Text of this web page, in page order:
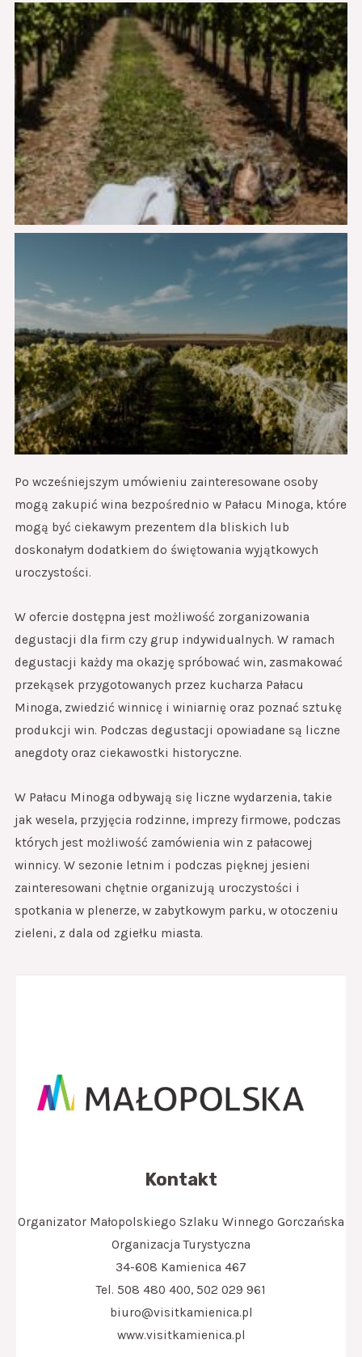
Po wcześniejszym umówieniu zainteresowane osoby
mogą zakupić wina bezpośrednio w Pałacu Minoga, które
mogą być ciekawym prezentem dla bliskich lub
doskonałym dodatkiem do świętowania wyjątkowych
uroczystości.
W ofercie dostępna jest możliwość zorganizowania
degustacji dla firm czy grup indywidualnych. W ramach
degustacji każdy ma okazję spróbować win, zasmakować
przekąsek przygotowanych przez kucharza Pałacu
Minoga, zwiedzić winnicę i winiarnię oraz poznać sztukę
produkcji win. Podczas degustacji opowiadane są liczne
anegdoty oraz ciekawostki historyczne.
W Pałacu Minoga odbywają się liczne wydarzenia, takie
jak wesela, przyjęcia rodzinne, imprezy firmowe, podczas
których jest możliwość zamówienia win z pałacowej
winnicy. W sezonie letnim i podczas pięknej jesieni
zainteresowani chętnie organizują uroczystości i
spotkania w plenerze, w zabytkowym parku, w otoczeniu
zieleni, z dala od zgiełku miasta.
Kontakt
Organizator Małopolskiego Szlaku Winnego Gorczańska
Organizacja Turystyczna
34-608 Kamienica 467
Tel. 508 480 400, 502 029 961
biuro@visitkamienica.pl
www.visitkamienica.pl